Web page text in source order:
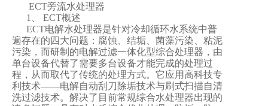
ECT旁流水处理器
1、 ECT概述
ECT电解水处理器是针对冷却循环水系统中普
遍存在的四大问题：腐蚀、结垢、菌藻污染、粘泥
污染，而研制的电解过滤一体化型综合处理器，由
单台设备代替了需要多台设备才能完成的处理过
程，从而取代了传统的处理方式。它应用高科技专
利技术——电解自动刮刀除垢技术与刷式扫描自清
洗过滤技术。解决了目前常规综合水处理器出现的